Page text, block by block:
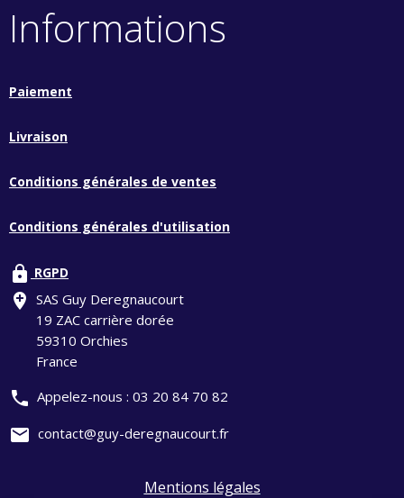
Informations
Paiement
Livraison
Conditions générales de ventes
Conditions générales d'utilisation
lock RGPD
add_location SAS Guy Deregnaucourt
19 ZAC carrière dorée
59310 Orchies
France
phone Appelez-nous : 03 20 84 70 82
mail contact@guy-deregnaucourt.fr
Mentions légales